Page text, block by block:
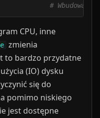
top #
CPU, inne
zmienia
to bardzo przydatne
(IO) dysku
się do
pomimo niskiego
jest dostępne